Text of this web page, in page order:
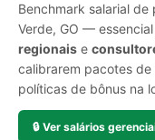
Benchmark salarial de
Verde, GO —
regionais e
calibrarem pacotes
políticas de bônus na
🔒 Ver salários